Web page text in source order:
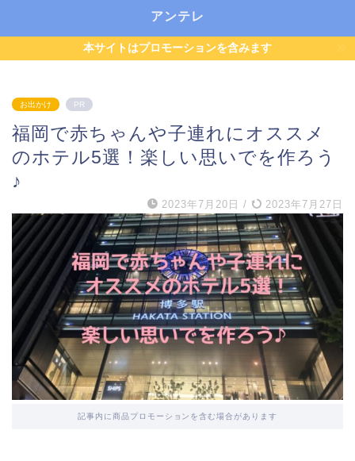
アンテレ
本サイトはプロモーションを含みます
お出かけ PR
福岡で赤ちゃんや子連れにオススメ
のホテル5選！楽しい思いでを作ろう
♪
2023年7月20日 / 2023年7月27日
記事内に商品プロモーションを含む場合があります